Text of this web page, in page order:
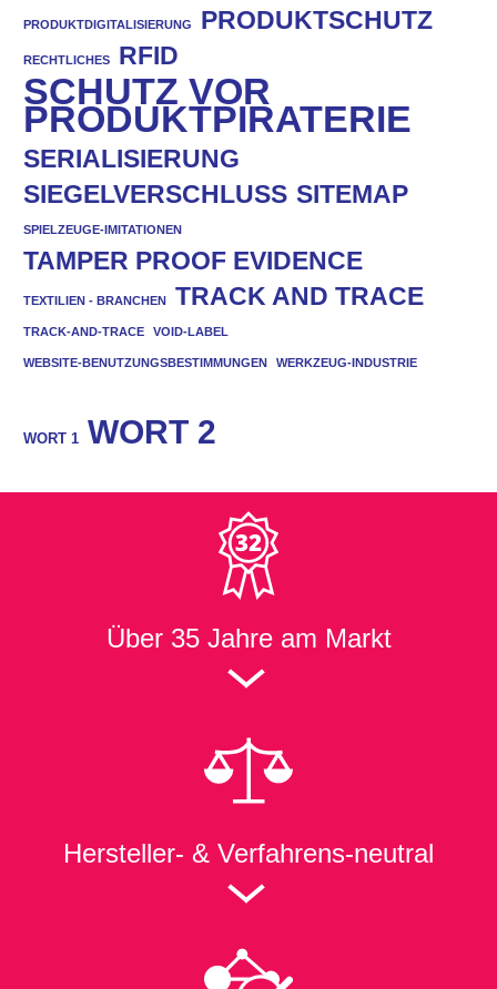
PRODUKTDIGITALISIERUNG PRODUKTSCHUTZ
RECHTLICHES RFID
SCHUTZ VOR
PRODUKTPIRATERIE
SERIALISIERUNG
SIEGELVERSCHLUSS SITEMAP
SPIELZEUGE-IMITATIONEN
TAMPER PROOF EVIDENCE
TEXTILIEN - BRANCHEN TRACK AND TRACE
TRACK-AND-TRACE VOID-LABEL
WEBSITE-BENUTZUNGSBESTIMMUNGEN WERKZEUG-INDUSTRIE
WORT 1 WORT 2
Über 35 Jahre am Markt
Hersteller- & Verfahrens-neutral